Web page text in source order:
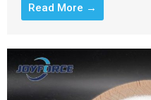
Read More →